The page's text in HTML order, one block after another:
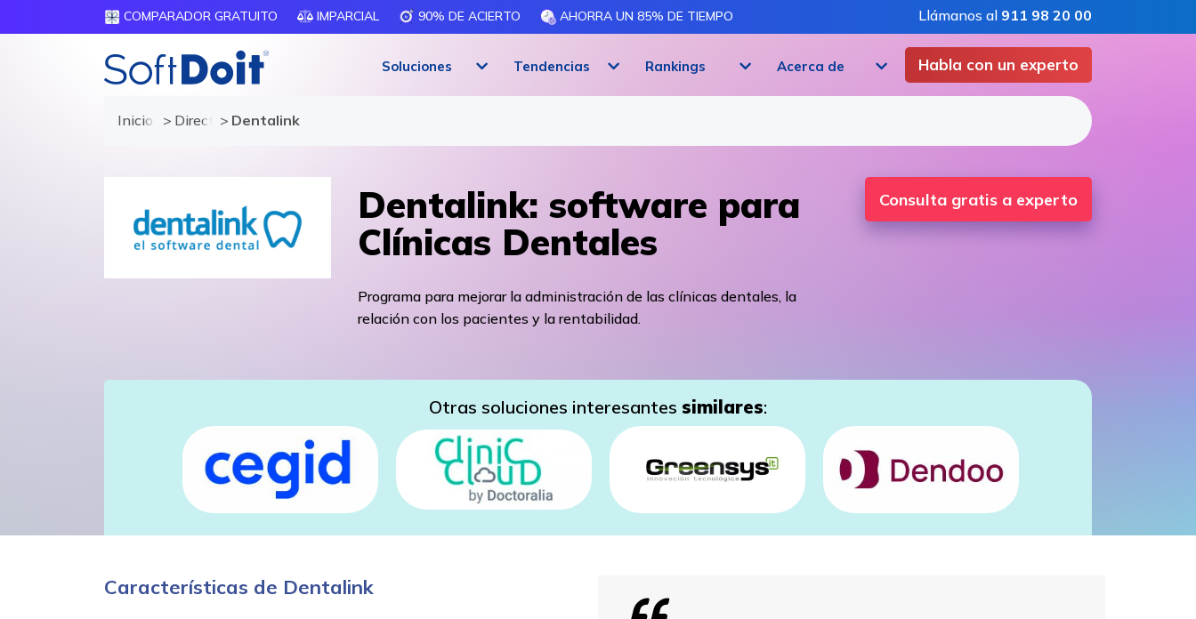
COMPARADOR GRATUITO IMPARCIAL 90% DE ACIERTO AHORRA UN 85% DE TIEMPO Llámanos al 911 98 20 00
Habla con un experto
Soluciones Tendencias Rankings Acerca de
Inicio Directorio de proveedores
Dentalink
Dentalink: software para
Clínicas Dentales
Programa para mejorar la administración de las clínicas dentales, la
relación con los pacientes y la rentabilidad.
Consulta gratis a experto
Otras soluciones interesantes similares:
Características de Dentalink